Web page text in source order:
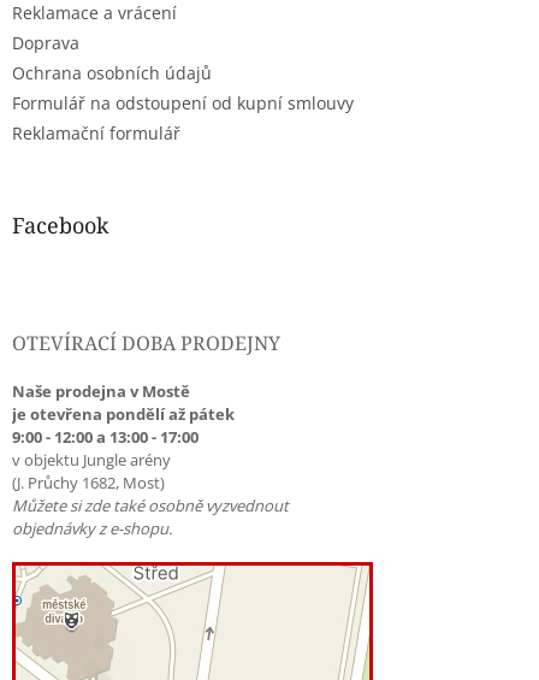
Reklamace a vrácení
Doprava
Ochrana osobních údajů
Formulář na odstoupení od kupní smlouvy
Reklamační formulář
Facebook
OTEVÍRACÍ DOBA PRODEJNY
Naše prodejna v Mostě
je otevřena pondělí až pátek
9:00 - 12:00 a 13:00 - 17:00
v objektu Jungle arény
(J. Průchy 1682, Most)
Můžete si zde také osobně vyzvednout
objednávky z e-shopu.